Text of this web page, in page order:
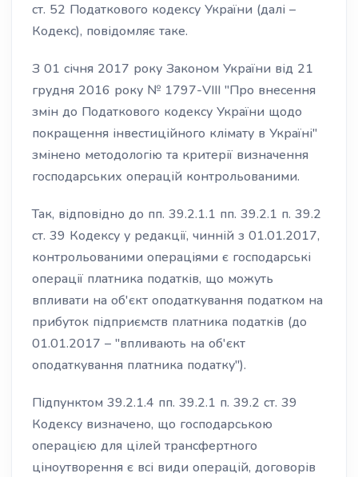
ст. 52 Податкового кодексу України (далі –
Кодекс), повідомляє таке.
З 01 січня 2017 року Законом України від 21
грудня 2016 року № 1797-VIII "Про внесення
змін до Податкового кодексу України щодо
покращення інвестиційного клімату в Україні"
змінено методологію та критерії визначення
господарських операцій контрольованими.
Так, відповідно до пп. 39.2.1.1 пп. 39.2.1 п. 39.2
ст. 39 Кодексу у редакції, чинній з 01.01.2017,
контрольованими операціями є господарські
операції платника податків, що можуть
впливати на об'єкт оподаткування податком на
прибуток підприємств платника податків (до
01.01.2017 – "впливають на об'єкт
оподаткування платника податку").
Підпунктом 39.2.1.4 пп. 39.2.1 п. 39.2 ст. 39
Кодексу визначено, що господарською
операцією для цілей трансфертного
ціноутворення є всі види операцій, договорів